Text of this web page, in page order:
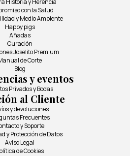
Historia y Herencia
con la Salud
y Medio Ambiente
Happy pigs
Añadas
Curación
Joselito Premium
de Corte
Blog
y eventos
Privados y Bodas
al Cliente
y devoluciones
Frecuentes
y Soporte
y Protección de Datos
Aviso Legal
de Cookies